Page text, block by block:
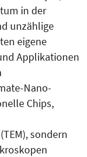
in der
unzählige
eigene
Applikationen
Nano-
Chips,
sondern